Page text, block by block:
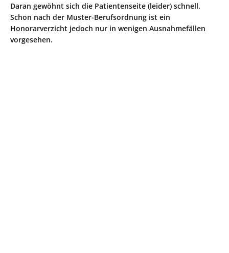
Daran gewöhnt sich die Patientenseite (leider) schnell.
Schon nach der Muster-Berufsordnung ist ein
Honorarverzicht jedoch nur in wenigen Ausnahmefällen
vorgesehen.